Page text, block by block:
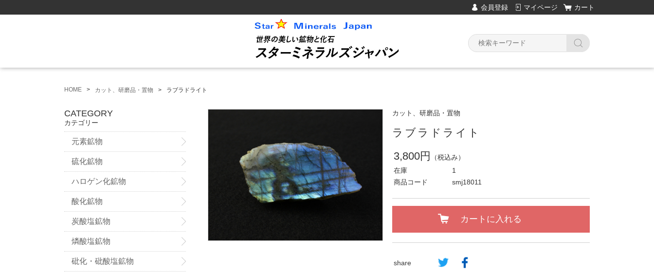
会員登録 マイページ カート
HOME カット、研磨品・置物 ラブラドライト
カット、研磨品・置物
ラブラドライト
3,800円
（税込み）
在庫
1
商品コード
smj18011
カートに入れる
share
CATEGORY
カテゴリー
元素鉱物
硫化鉱物
ハロゲン化鉱物
酸化鉱物
炭酸塩鉱物
燐酸塩鉱物
砒化・砒酸塩鉱物